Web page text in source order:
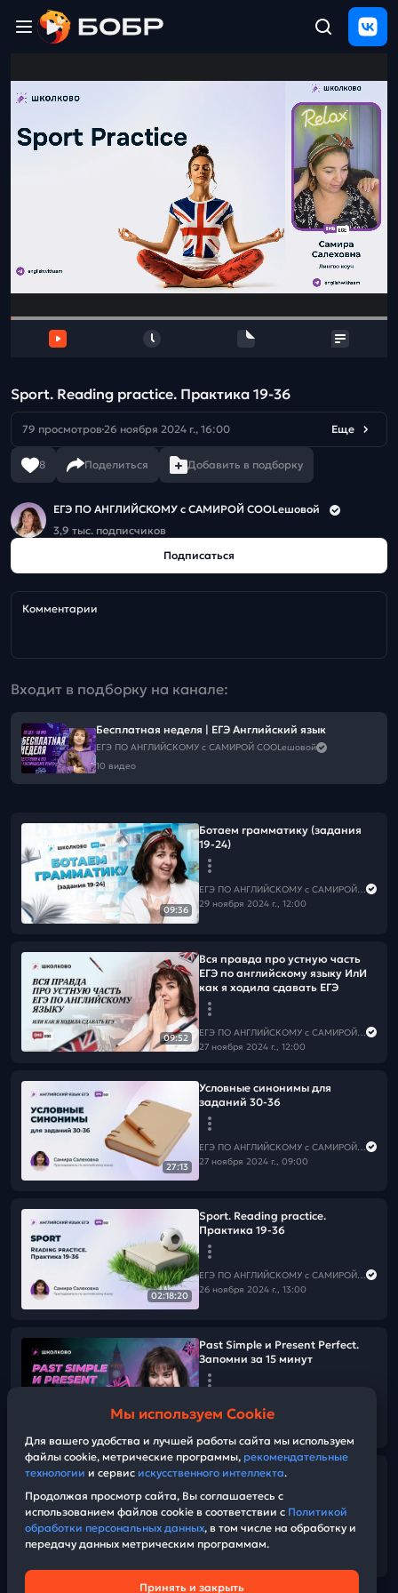
ЩЕЛЧОК
2026
Полезные
материалы
и
Sport. Reading practice. Практика 19-36
79 просмотров 26 ноября 2024 г., 16:00 Еще
8 Поделиться Добавить в подборку
ЕГЭ ПО АНГЛИЙСКОМУ с САМИРОЙ COOLешовой
3,9 тыс. подписчиков
Подписаться
Комментарии
Входит в подборку на канале:
Бесплатная неделя | ЕГЭ Английский язык
ЕГЭ ПО АНГЛИЙСКОМУ с САМИРОЙ COOLешовой
10 видео
09:36
Ботаем грамматику (задания
19-24)
ЕГЭ ПО АНГЛИЙСКОМУ с САМИРОЙ COOLешовой
29 ноября 2024 г., 12:00
09:52
Вся правда про устную часть
ЕГЭ по английскому языку ИлИ
как я ходила сдавать ЕГЭ
ЕГЭ ПО АНГЛИЙСКОМУ с САМИРОЙ COOLешовой
27 ноября 2024 г., 12:00
27:13
Условные синонимы для
заданий 30-36
ЕГЭ ПО АНГЛИЙСКОМУ с САМИРОЙ COOLешовой
27 ноября 2024 г., 09:00
02:18:20
Sport. Reading practice.
Практика 19-36
ЕГЭ ПО АНГЛИЙСКОМУ с САМИРОЙ COOLешовой
26 ноября 2024 г., 13:00
Past Simple и Present Perfect.
Запомни за 15 минут
26 ноября 2024 г., 12:00
08:11
Как не ошибиться в вопросах
25 ноября 2024 г., 12:58
Мы используем Cookie
Для вашего удобства и лучшей работы сайта мы используем
файлы cookie, метрические программы, рекомендательные
технологии и сервис искусственного интеллекта.
Продолжая просмотр сайта, Вы соглашаетесь с
использованием файлов cookie в соответствии с Политикой
обработки персональных данных, в том числе на обработку и
передачу данных метрическим программам.
Принять и закрыть